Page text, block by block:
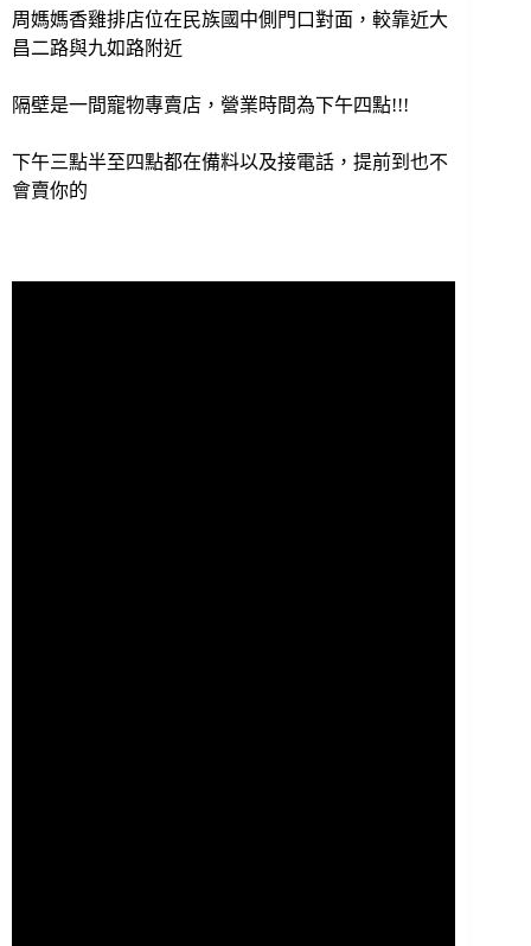
周媽媽香雞排店位在民族國中側門口對面，較靠近大
昌二路與九如路附近
隔壁是一間寵物專賣店，營業時間為下午四點!!!
下午三點半至四點都在備料以及接電話，提前到也不
會賣你的